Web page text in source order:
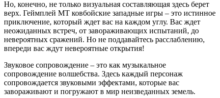
Но, конечно, не только визуальная составляющая здесь берет
верх. Геймплей MT ковбойские западные игры – это истинное
приключение, который ждет вас на каждом углу. Вас ждет
неожиданных встреч, от завораживающих испытаний, до
невероятных сражений. Но не поддавайтесь расслаблению,
впереди вас ждут невероятные открытия!
Звуковое сопровождение – это как музыкальное
сопровождение волшебства. Здесь каждый персонаж
сопровождается звуковыми эффектами, которые вас
завораживают и погружают в мир неизведанных земель.